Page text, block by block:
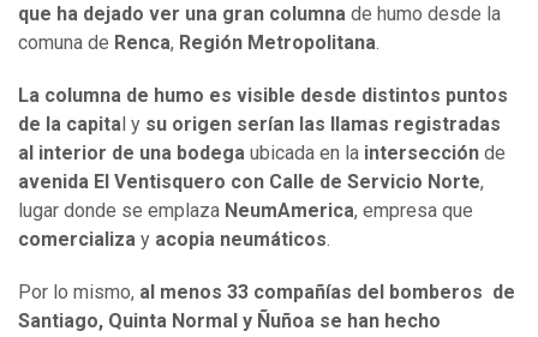
que ha dejado ver una gran columna de humo desde la
comuna de Renca, Región Metropolitana.
La columna de humo es visible desde distintos puntos
de la capita l y su origen serían las llamas registradas
al interior de una bodega ubicada en la intersección de
avenida El Ventisquero con Calle de Servicio Norte,
lugar donde se emplaza NeumAmerica, empresa que
comercializa y acopia neumáticos.
Por lo mismo, al menos 33 compañías del bomberos de
Santiago, Quinta Normal y Ñuñoa se han hecho